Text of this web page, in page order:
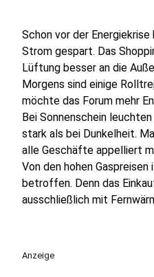
Schon vor der
Strom gespart. Das
Lüftung besser an die
Morgens sind einige
möchte das Forum mehr
Bei Sonnenschein
stark als bei Dunkelheit.
alle Geschäfte appelliert
Von den hohen
betroffen. Denn das
ausschließlich mit
Anzeige